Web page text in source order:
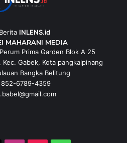
INLENS.id
MAHARANI MEDIA
Prima Garden Blok A 25
Gabek, Kota pangkalpinang
Bangka Belitung
6789-4359